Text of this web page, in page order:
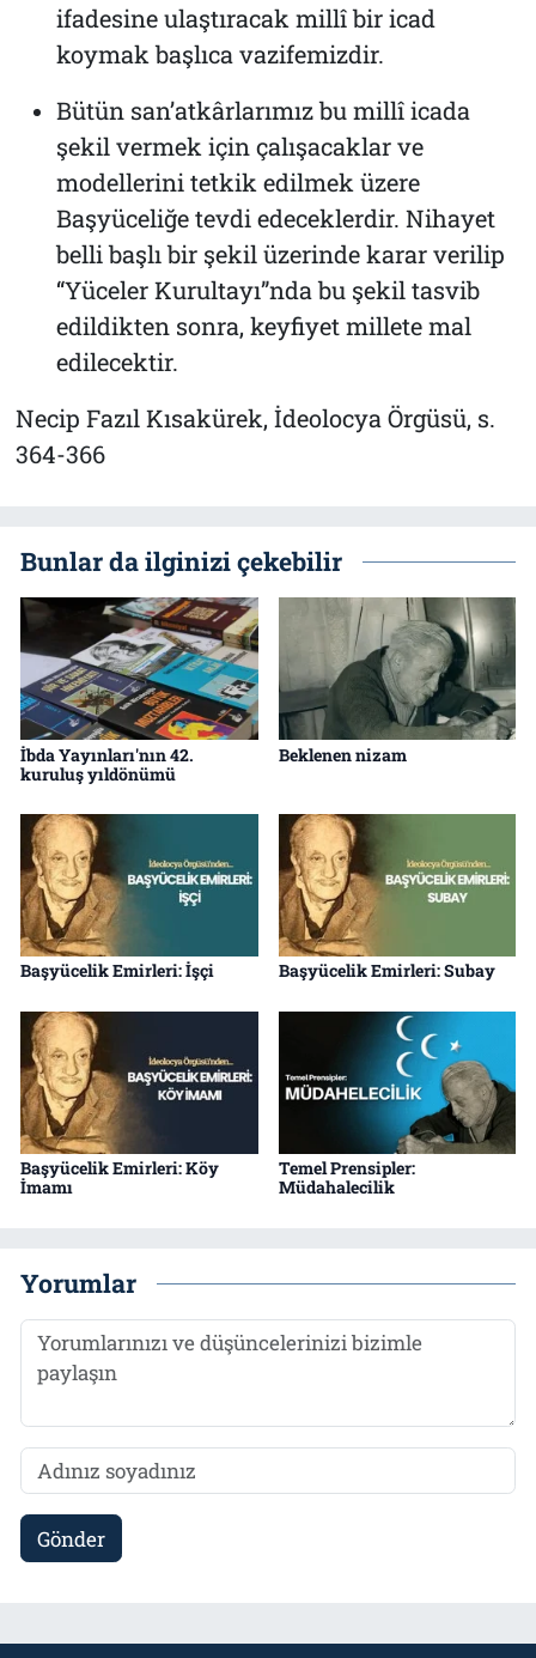
ifadesine ulaştıracak millî bir icad
koymak başlıca vazifemizdir.
Bütün san’atkârlarımız bu millî icada
şekil vermek için çalışacaklar ve
modellerini tetkik edilmek üzere
Başyüceliğe tevdi edeceklerdir. Nihayet
belli başlı bir şekil üzerinde karar verilip
“Yüceler Kurultayı”nda bu şekil tasvib
edildikten sonra, keyfiyet millete mal
edilecektir.
Necip Fazıl Kısakürek, İdeolocya Örgüsü, s.
364-366
Bunlar da ilginizi çekebilir
İbda Yayınları'nın 42.
kuruluş yıldönümü
Beklenen nizam
Başyücelik Emirleri: İşçi Başyücelik Emirleri: Subay
Başyücelik Emirleri: Köy
İmamı
Temel Prensipler:
Müdahalecilik
Yorumlar
Gönder